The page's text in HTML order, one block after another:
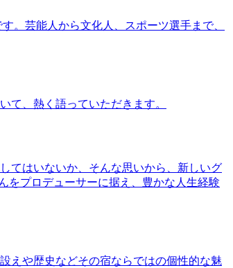
。芸能人から文化人、スポーツ選手まで、
て、熱く語っていただきます。
てはいないか、そんな思いから、新しいグ
をプロデューサーに据え、豊かな人生経験
えや歴史などその宿ならではの個性的な魅